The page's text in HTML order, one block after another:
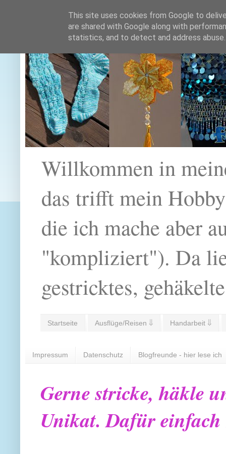
Willkommen in
das trifft mein
die ich mache aber
"kompliziert"). Da
gestricktes,
Startseite Ausflüge/Reisen ⇓ Handarbeit ⇓
Impressum Datenschutz Blogfreunde - hier lese ich
Gerne stricke, häkle
Unikat. Dafür
This site uses cookies from Google to
are shared with Google along with
statistics, and to detect and address abuse.